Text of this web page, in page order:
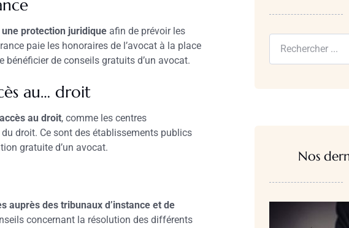
protection juridique afin de prévoir les
paie les honoraires de l’avocat à la place
bénéficier de conseils gratuits d’un avocat.
au… droit
au droit, comme les centres
droit. Ce sont des établissements publics
gratuite d’un avocat.
auprès des tribunaux d’instance et de
concernant la résolution des différents
Nos